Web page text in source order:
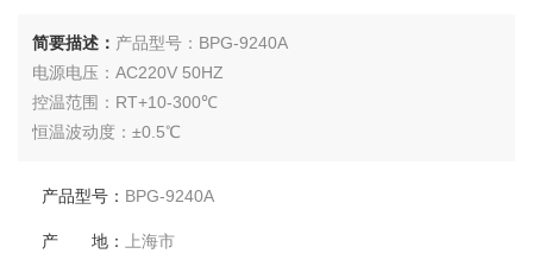
简要描述： 产品型号：BPG-9240A
电源电压：AC220V 50HZ
控温范围：RT+10-300℃
恒温波动度：±0.5℃
输出功率：2050W
外形尺寸：680*800*1205
产品型号： BPG-9240A
产 地：上海市